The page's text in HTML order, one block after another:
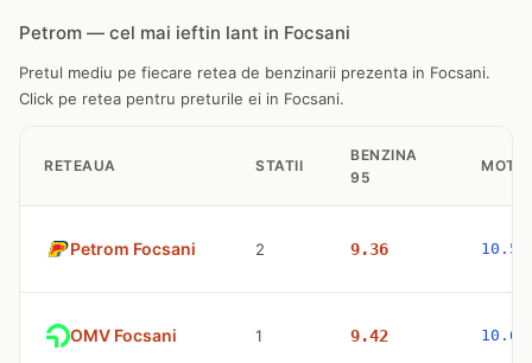
Petrom — cel mai ieftin lant in Focsani
Pretul mediu pe fiecare retea de benzinarii prezenta in Focsani.
Click pe retea pentru preturile ei in Focsani.
RETEAUA STATII
BENZINA
95
Petrom Focsani 2 9.36 10.57
OMV Focsani 1 9.42 10.63